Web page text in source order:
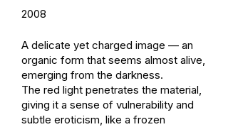
2008
A delicate yet charged image — an
organic form that seems almost alive,
emerging from the darkness.
The red light penetrates the material,
giving it a sense of vulnerability and
subtle eroticism, like a frozen